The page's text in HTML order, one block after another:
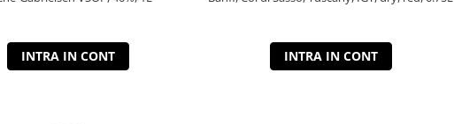
INTRA IN CONT INTRA IN CONT